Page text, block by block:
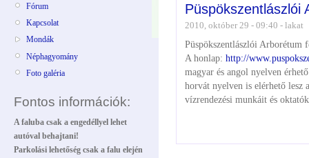
Fórum
Kapcsolat
Mondák
Néphagyomány
Foto galéria
Fontos információk:
A faluba csak a engedéllyel lehet
autóval behajtani!
Parkolási lehetőség csak a falu elején
Püspökszentlászlói
2010, október 29 - 09:40 - lakat
Püspökszentlászlói Arborétum
A honlap: http://
magyar és angol nyelven
horvát nyelven is elérhető lesz
vízrendezési munkáit és